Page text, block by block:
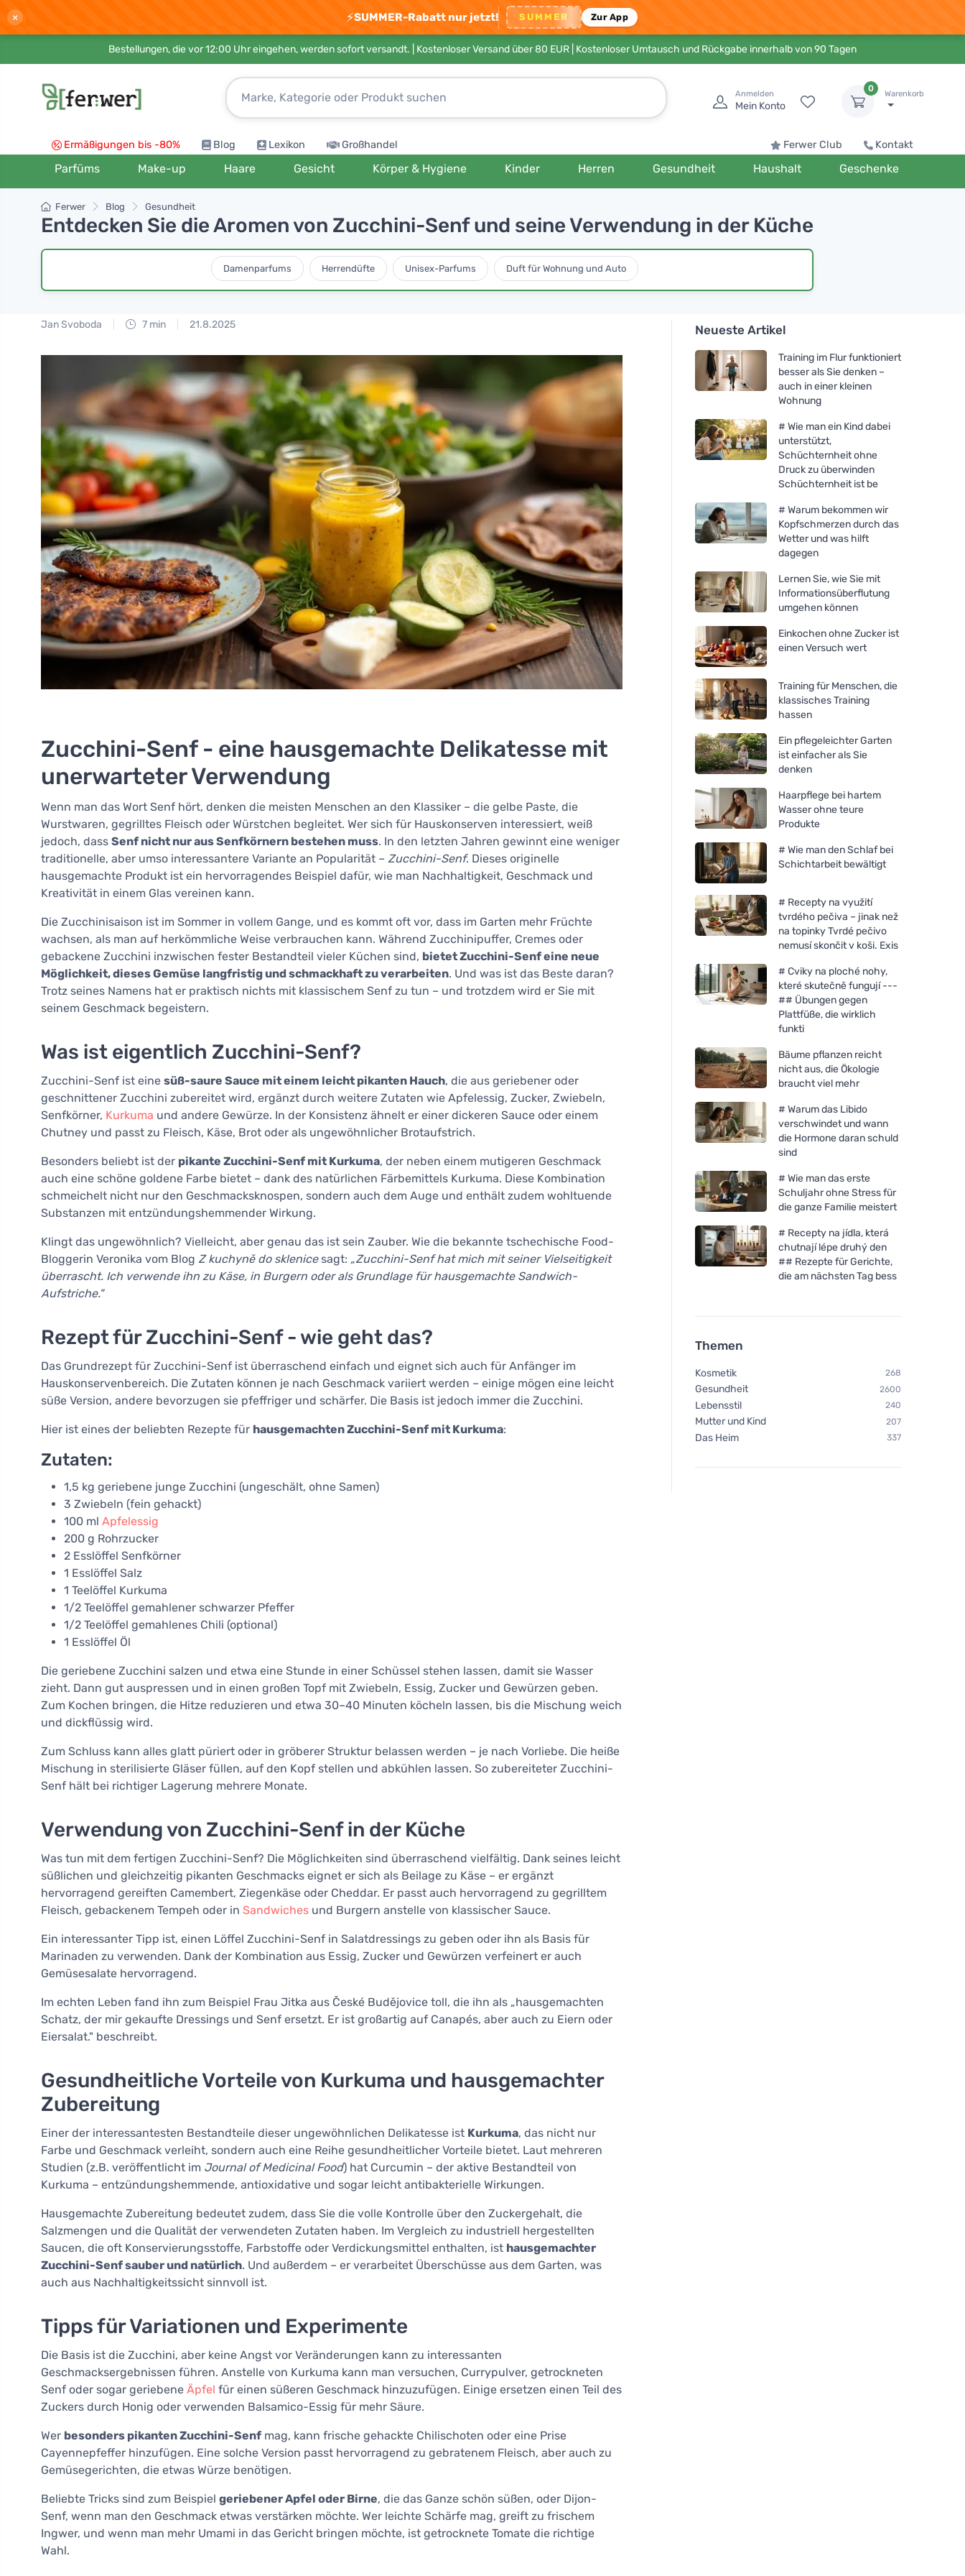
× ⚡SUMMER-Rabatt nur jetzt! SUMMER Zur App
Bestellungen, die vor 12:00 Uhr eingehen, werden sofort versandt. | Kostenloser Versand über 80 EUR | Kostenloser Umtausch und Rückgabe innerhalb von 90 Tagen
Anmelden
Mein Konto
0
Warenkorb
Ermäßigungen bis -80% Blog Lexikon Großhandel Ferwer Club Kontakt
Parfüms Make-up Haare Gesicht Körper & Hygiene Kinder Herren Gesundheit Haushalt Geschenke
Ferwer Blog Gesundheit
Entdecken Sie die Aromen von Zucchini-Senf und seine Verwendung in der Küche
Damenparfums Herrendüfte Unisex-Parfums Duft für Wohnung und Auto
Jan Svoboda 7 min 21.8.2025
Zucchini-Senf - eine hausgemachte Delikatesse mit
unerwarteter Verwendung
Wenn man das Wort Senf hört, denken die meisten Menschen an den Klassiker – die gelbe Paste, die
Wurstwaren, gegrilltes Fleisch oder Würstchen begleitet. Wer sich für Hauskonserven interessiert, weiß
jedoch, dass Senf nicht nur aus Senfkörnern bestehen muss. In den letzten Jahren gewinnt eine weniger
traditionelle, aber umso interessantere Variante an Popularität – Zucchini-Senf. Dieses originelle
hausgemachte Produkt ist ein hervorragendes Beispiel dafür, wie man Nachhaltigkeit, Geschmack und
Kreativität in einem Glas vereinen kann.
Die Zucchinisaison ist im Sommer in vollem Gange, und es kommt oft vor, dass im Garten mehr Früchte
wachsen, als man auf herkömmliche Weise verbrauchen kann. Während Zucchinipuffer, Cremes oder
gebackene Zucchini inzwischen fester Bestandteil vieler Küchen sind, bietet Zucchini-Senf eine neue
Möglichkeit, dieses Gemüse langfristig und schmackhaft zu verarbeiten. Und was ist das Beste daran?
Trotz seines Namens hat er praktisch nichts mit klassischem Senf zu tun – und trotzdem wird er Sie mit
seinem Geschmack begeistern.
Was ist eigentlich Zucchini-Senf?
Zucchini-Senf ist eine süß-saure Sauce mit einem leicht pikanten Hauch, die aus geriebener oder
geschnittener Zucchini zubereitet wird, ergänzt durch weitere Zutaten wie Apfelessig, Zucker, Zwiebeln,
Senfkörner, Kurkuma und andere Gewürze. In der Konsistenz ähnelt er einer dickeren Sauce oder einem
Chutney und passt zu Fleisch, Käse, Brot oder als ungewöhnlicher Brotaufstrich.
Besonders beliebt ist der pikante Zucchini-Senf mit Kurkuma, der neben einem mutigeren Geschmack
auch eine schöne goldene Farbe bietet – dank des natürlichen Färbemittels Kurkuma. Diese Kombination
schmeichelt nicht nur den Geschmacksknospen, sondern auch dem Auge und enthält zudem wohltuende
Substanzen mit entzündungshemmender Wirkung.
Klingt das ungewöhnlich? Vielleicht, aber genau das ist sein Zauber. Wie die bekannte tschechische Food-
Bloggerin Veronika vom Blog Z kuchyně do sklenicesagt: „Zucchini-Senf hat mich mit seiner Vielseitigkeit
überrascht. Ich verwende ihn zu Käse, in Burgern oder als Grundlage für hausgemachte Sandwich-
Aufstriche."
Rezept für Zucchini-Senf - wie geht das?
Das Grundrezept für Zucchini-Senf ist überraschend einfach und eignet sich auch für Anfänger im
Hauskonservenbereich. Die Zutaten können je nach Geschmack variiert werden – einige mögen eine leicht
süße Version, andere bevorzugen sie pfeffriger und schärfer. Die Basis ist jedoch immer die Zucchini.
Hier ist eines der beliebten Rezepte für hausgemachten Zucchini-Senf mit Kurkuma:
Zutaten:
1,5 kg geriebene junge Zucchini (ungeschält, ohne Samen)
3 Zwiebeln (fein gehackt)
100 ml Apfelessig
200 g Rohrzucker
2 Esslöffel Senfkörner
1 Esslöffel Salz
1 Teelöffel Kurkuma
1/2 Teelöffel gemahlener schwarzer Pfeffer
1/2 Teelöffel gemahlenes Chili (optional)
1 Esslöffel Öl
Die geriebene Zucchini salzen und etwa eine Stunde in einer Schüssel stehen lassen, damit sie Wasser
zieht. Dann gut auspressen und in einen großen Topf mit Zwiebeln, Essig, Zucker und Gewürzen geben.
Zum Kochen bringen, die Hitze reduzieren und etwa 30–40 Minuten köcheln lassen, bis die Mischung weich
und dickflüssig wird.
Zum Schluss kann alles glatt püriert oder in gröberer Struktur belassen werden – je nach Vorliebe. Die heiße
Mischung in sterilisierte Gläser füllen, auf den Kopf stellen und abkühlen lassen. So zubereiteter Zucchini-
Senf hält bei richtiger Lagerung mehrere Monate.
Verwendung von Zucchini-Senf in der Küche
Was tun mit dem fertigen Zucchini-Senf? Die Möglichkeiten sind überraschend vielfältig. Dank seines leicht
süßlichen und gleichzeitig pikanten Geschmacks eignet er sich als Beilage zu Käse – er ergänzt
hervorragend gereiften Camembert, Ziegenkäse oder Cheddar. Er passt auch hervorragend zu gegrilltem
Fleisch, gebackenem Tempeh oder in Sandwiches und Burgern anstelle von klassischer Sauce.
Ein interessanter Tipp ist, einen Löffel Zucchini-Senf in Salatdressings zu geben oder ihn als Basis für
Marinaden zu verwenden. Dank der Kombination aus Essig, Zucker und Gewürzen verfeinert er auch
Gemüsesalate hervorragend.
Im echten Leben fand ihn zum Beispiel Frau Jitka aus České Budějovice toll, die ihn als „hausgemachten
Schatz, der mir gekaufte Dressings und Senf ersetzt. Er ist großartig auf Canapés, aber auch zu Eiern oder
Eiersalat." beschreibt.
Gesundheitliche Vorteile von Kurkuma und hausgemachter
Zubereitung
Einer der interessantesten Bestandteile dieser ungewöhnlichen Delikatesse ist Kurkuma, das nicht nur
Farbe und Geschmack verleiht, sondern auch eine Reihe gesundheitlicher Vorteile bietet. Laut mehreren
Studien (z.B. veröffentlicht im Journal of Medicinal Food) hat Curcumin – der aktive Bestandteil von
Kurkuma – entzündungshemmende, antioxidative und sogar leicht antibakterielle Wirkungen.
Hausgemachte Zubereitung bedeutet zudem, dass Sie die volle Kontrolle über den Zuckergehalt, die
Salzmengen und die Qualität der verwendeten Zutaten haben. Im Vergleich zu industriell hergestellten
Saucen, die oft Konservierungsstoffe, Farbstoffe oder Verdickungsmittel enthalten, ist hausgemachter
Zucchini-Senf sauber und natürlich. Und außerdem – er verarbeitet Überschüsse aus dem Garten, was
auch aus Nachhaltigkeitssicht sinnvoll ist.
Tipps für Variationen und Experimente
Die Basis ist die Zucchini, aber keine Angst vor Veränderungen kann zu interessanten
Geschmacksergebnissen führen. Anstelle von Kurkuma kann man versuchen, Currypulver, getrockneten
Senf oder sogar geriebene Äpfel für einen süßeren Geschmack hinzuzufügen. Einige ersetzen einen Teil des
Zuckers durch Honig oder verwenden Balsamico-Essig für mehr Säure.
Wer besonders pikanten Zucchini-Senf mag, kann frische gehackte Chilischoten oder eine Prise
Cayennepfeffer hinzufügen. Eine solche Version passt hervorragend zu gebratenem Fleisch, aber auch zu
Gemüsegerichten, die etwas Würze benötigen.
Beliebte Tricks sind zum Beispiel geriebener Apfel oder Birne, die das Ganze schön süßen, oder Dijon-
Senf, wenn man den Geschmack etwas verstärken möchte. Wer leichte Schärfe mag, greift zu frischem
Ingwer, und wenn man mehr Umami in das Gericht bringen möchte, ist getrocknete Tomate die richtige
Wahl.
Neueste Artikel
Training im Flur funktioniert
besser als Sie denken –
auch in einer kleinen
Wohnung
# Wie man ein Kind dabei
unterstützt,
Schüchternheit ohne
Druck zu überwinden
Schüchternheit ist be
# Warum bekommen wir
Kopfschmerzen durch das
Wetter und was hilft
dagegen
Lernen Sie, wie Sie mit
Informationsüberflutung
umgehen können
Einkochen ohne Zucker ist
einen Versuch wert
Training für Menschen, die
klassisches Training
hassen
Ein pflegeleichter Garten
ist einfacher als Sie
denken
Haarpflege bei hartem
Wasser ohne teure
Produkte
# Wie man den Schlaf bei
Schichtarbeit bewältigt
# Recepty na využití
tvrdého pečiva – jinak než
na topinky Tvrdé pečivo
nemusí skončit v koši. Exis
# Cviky na ploché nohy,
které skutečně fungují ---
## Übungen gegen
Plattfüße, die wirklich
funkti
Bäume pflanzen reicht
nicht aus, die Ökologie
braucht viel mehr
# Warum das Libido
verschwindet und wann
die Hormone daran schuld
sind
# Wie man das erste
Schuljahr ohne Stress für
die ganze Familie meistert
# Recepty na jídla, která
chutnají lépe druhý den
## Rezepte für Gerichte,
die am nächsten Tag bess
Themen
Kosmetik 268
Gesundheit 2600
Lebensstil 240
Mutter und Kind 207
Das Heim 337